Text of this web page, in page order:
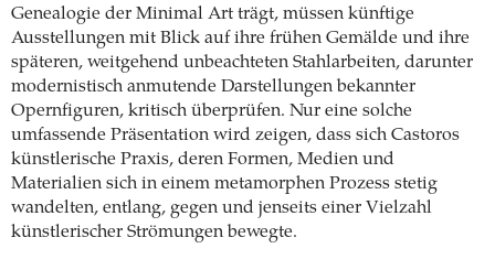
Genealogie der Minimal Art trägt, müssen künftige
Ausstellungen mit Blick auf ihre frühen Gemälde und ihre
späteren, weitgehend unbeachteten Stahlarbeiten, darunter
modernistisch anmutende Darstellungen bekannter
Opernfiguren, kritisch überprüfen. Nur eine solche
umfassende Präsentation wird zeigen, dass sich Castoros
künstlerische Praxis, deren Formen, Medien und
Materialien sich in einem metamorphen Prozess stetig
wandelten, entlang, gegen und jenseits einer Vielzahl
künstlerischer Strömungen bewegte.